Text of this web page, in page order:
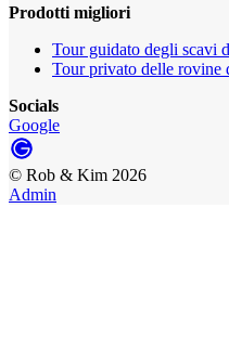
Prodotti migliori
Tour guidato degli scavi
Tour privato delle rovine
Socials
Google
© Rob & Kim 2026
Admin